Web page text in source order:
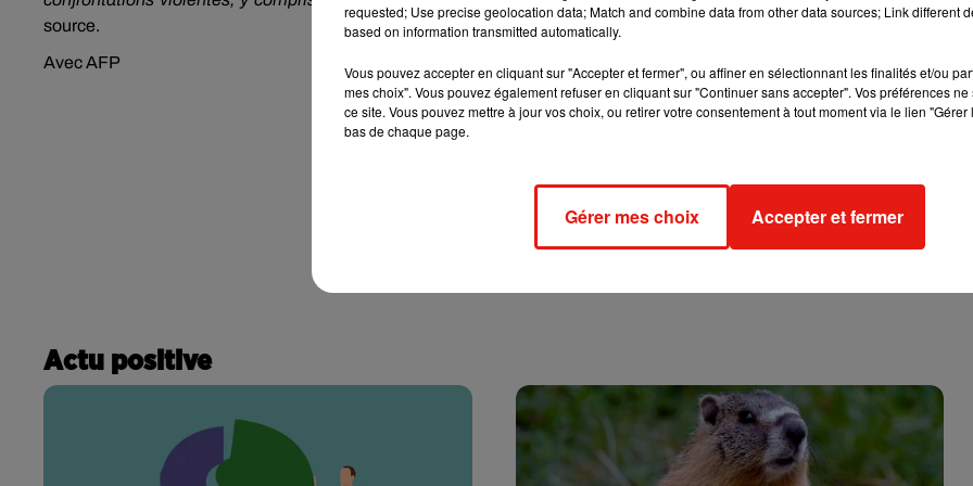
source.
Avec AFP
Actu positive
requested; Use precise geolocation data; Match and combine data from other data sources; Link different
based on information transmitted automatically.
Vous pouvez accepter en cliquant sur "Accepter et fermer", ou affiner en sélectionnant les finalités et/ou
mes choix". Vous pouvez également refuser en cliquant sur "Continuer sans accepter". Vos préférences
ce site. Vous pouvez mettre à jour vos choix, ou retirer votre consentement à tout moment via le lien
bas de chaque page.
Gérer mes choix Accepter et fermer